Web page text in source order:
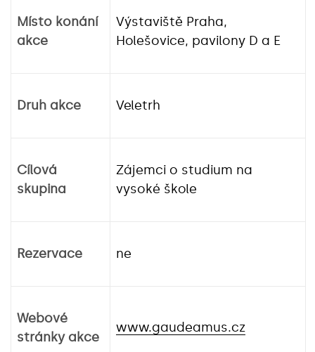
Místo konání
akce
Výstaviště Praha,
Holešovice, pavilony D a E
Druh akce Veletrh
Cílová
skupina
Zájemci o studium na
vysoké škole
Rezervace ne
Webové
stránky akce
www.gaudeamus.cz